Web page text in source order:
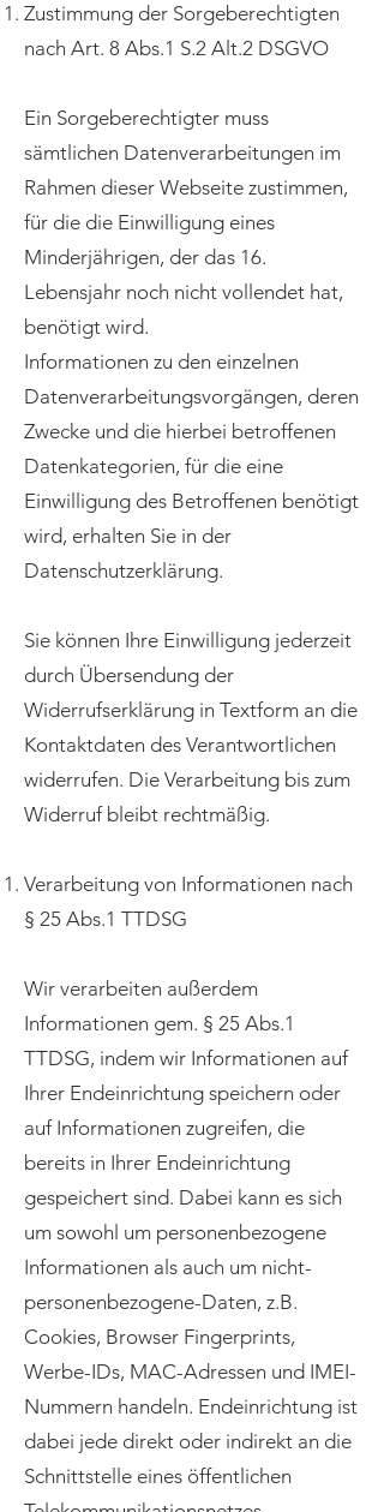
Zustimmung der Sorgeberechtigten
nach Art. 8 Abs.1 S.2 Alt.2 DSGVO
Ein Sorgeberechtigter muss
sämtlichen Datenverarbeitungen im
Rahmen dieser Webseite zustimmen,
für die die Einwilligung eines
Minderjährigen, der das 16.
Lebensjahr noch nicht vollendet hat,
benötigt wird.
Informationen zu den einzelnen
Datenverarbeitungsvorgängen, deren
Zwecke und die hierbei betroffenen
Datenkategorien, für die eine
Einwilligung des Betroffenen benötigt
wird, erhalten Sie in der
Datenschutzerklärung.
Sie können Ihre Einwilligung jederzeit
durch Übersendung der
Widerrufserklärung in Textform an die
Kontaktdaten des Verantwortlichen
widerrufen. Die Verarbeitung bis zum
Widerruf bleibt rechtmäßig.
Verarbeitung von Informationen nach
§ 25 Abs.1 TTDSG
Wir verarbeiten außerdem
Informationen gem. § 25 Abs.1
TTDSG, indem wir Informationen auf
Ihrer Endeinrichtung speichern oder
auf Informationen zugreifen, die
bereits in Ihrer Endeinrichtung
gespeichert sind. Dabei kann es sich
um sowohl um personenbezogene
Informationen als auch um nicht-
personenbezogene-Daten, z.B.
Cookies, Browser Fingerprints,
Werbe-IDs, MAC-Adressen und IMEI-
Nummern handeln. Endeinrichtung ist
dabei jede direkt oder indirekt an die
Schnittstelle eines öffentlichen